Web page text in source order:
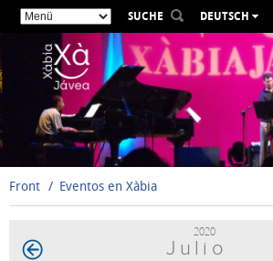
SUCHE
DEUTSCH
ESPAÑOL
VALENCIÀ
FRANÇAIS
РУССКИЙ
Front Eventos en Xàbia
2020
Julio